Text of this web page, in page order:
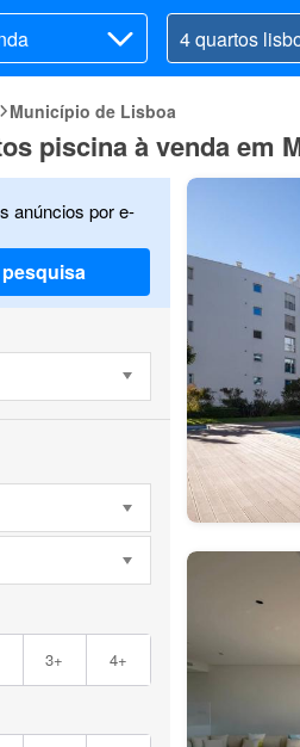
Município de Lisboa
piscina à venda em
anúncios por e-
3+ 4+